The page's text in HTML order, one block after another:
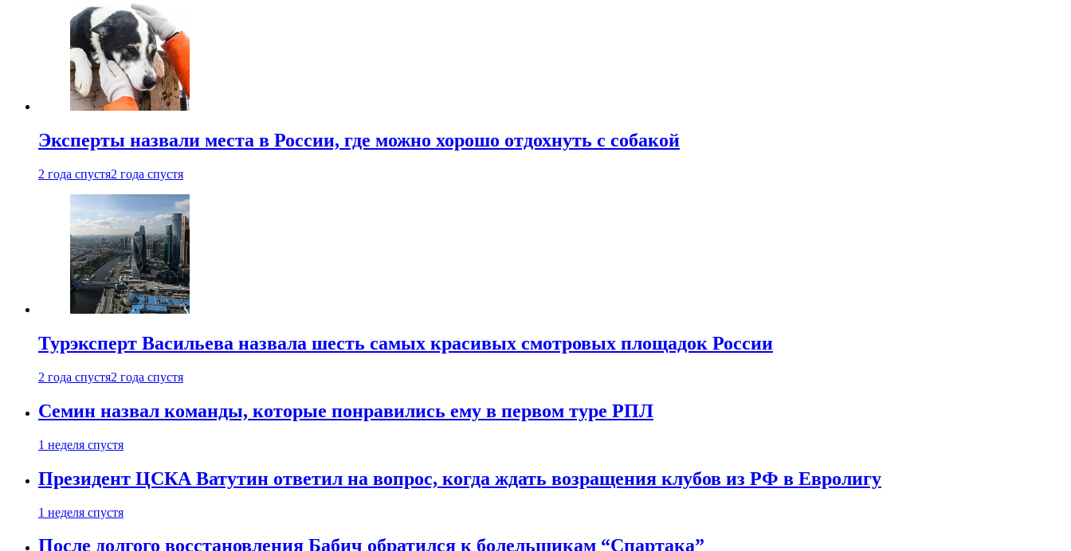
Эксперты назвали места в России, где можно хорошо отдохнуть с собакой
2 года спустя2 года спустя
Турэксперт Васильева назвала шесть самых красивых смотровых площадок России
2 года спустя2 года спустя
Семин назвал команды, которые понравились ему в первом туре РПЛ
1 неделя спустя
Президент ЦСКА Ватутин ответил на вопрос, когда ждать возращения клубов из РФ в Евролигу
1 неделя спустя
После долгого восстановления Бабич обратился к болельщикам “Спартака”